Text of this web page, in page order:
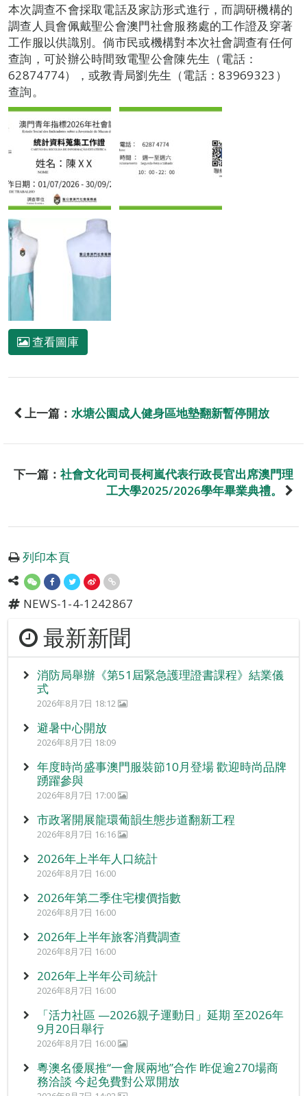
本次調查不會採取電話及家訪形式進行，而調研機構的
調查人員會佩戴聖公會澳門社會服務處的工作證及穿著
工作服以供識別。倘市民或機構對本次社會調查有任何
查詢，可於辦公時間致電聖公會陳先生（電話：
62874774），或教青局劉先生（電話：83969323）
查詢。
查看圖庫
上一篇： 水塘公園成人健身區地墊翻新暫停開放
下一篇： 社會文化司司長柯嵐代表行政長官出席澳門理
工大學2025/2026學年畢業典禮。
列印本頁
NEWS-1-4-1242867
最新新聞
消防局舉辦《第51屆緊急護理證書課程》結業儀
式
2026年8月7日 18:12
避暑中心開放
2026年8月7日 18:09
年度時尚盛事澳門服裝節10月登場 歡迎時尚品牌
踴躍參與
2026年8月7日 17:00
市政署開展龍環葡韻生態步道翻新工程
2026年8月7日 16:16
2026年上半年人口統計
2026年8月7日 16:00
2026年第二季住宅樓價指數
2026年8月7日 16:00
2026年上半年旅客消費調查
2026年8月7日 16:00
2026年上半年公司統計
2026年8月7日 16:00
「活力社區 —2026親子運動日」延期 至2026年
9月20日舉行
2026年8月7日 16:00
粵澳名優展推“一會展兩地”合作 昨促逾270場商
務洽談 今起免費對公眾開放